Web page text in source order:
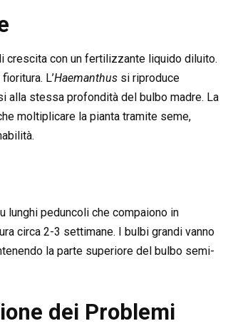
crescita con un fertilizzante liquido diluito.
L’Haemanthus si riproduce
alla stessa profondità del bulbo madre. La
moltiplicare la pianta tramite seme,
lunghi peduncoli che compaiono in
circa 2-3 settimane. I bulbi grandi vanno
la parte superiore del bulbo semi-
dei Problemi